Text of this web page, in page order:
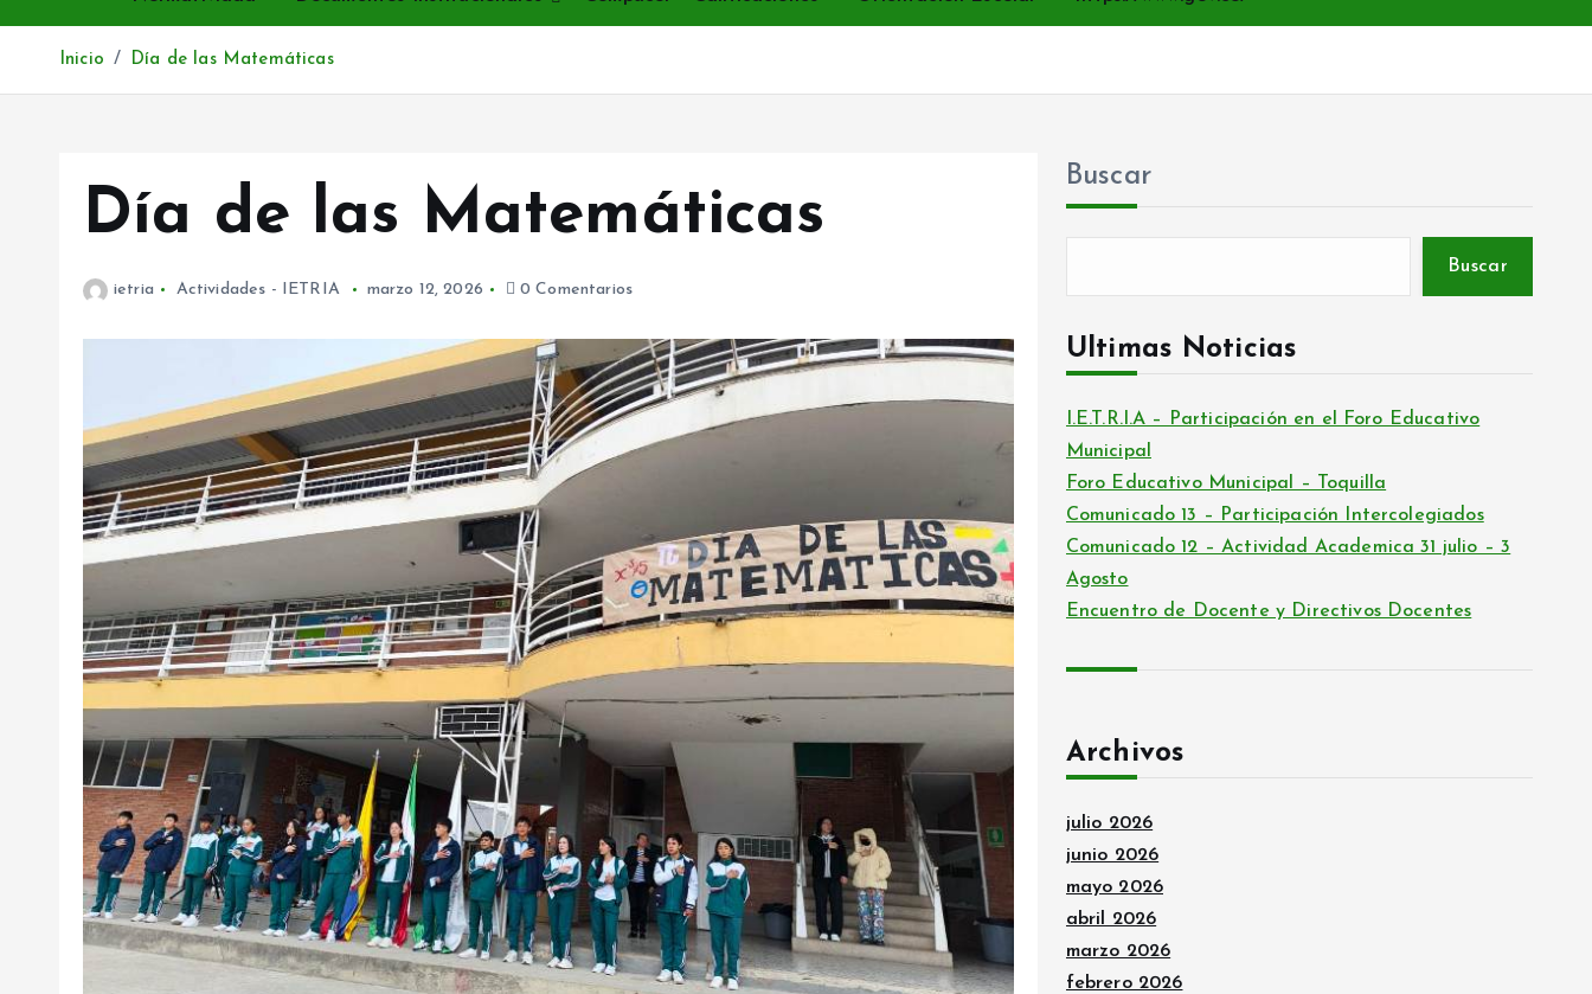
Inicio Día de las Matemáticas
Día de las Matemáticas
ietria Actividades - IETRIA marzo 12, 2026 0 Comentarios
Buscar
Buscar
Ultimas Noticias
I.E.T.R.I.A – Participación en el Foro Educativo
Municipal
Foro Educativo Municipal – Toquilla
Comunicado 13 – Participación Intercolegiados
Comunicado 12 – Actividad Academica 31 julio – 3
Agosto
Encuentro de Docente y Directivos Docentes
Archivos
julio 2026
junio 2026
mayo 2026
abril 2026
marzo 2026
febrero 2026